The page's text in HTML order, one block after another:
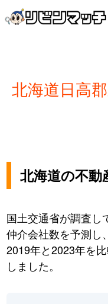
北海道日高
北海道の不動
国土交通省が調査し
仲介会社数を予測し
2019年と2023年を
しました。